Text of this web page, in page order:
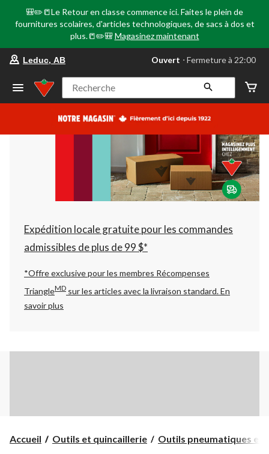
🎒✏️📒Le Retour en classe commence ici. Faites le plein de
fournitures scolaires, d'articles technologiques, de sacs à dos et
plus.📒✏️🎒 Magasinez maintenant
votre
préféré
Leduc,
AB,
courament
Fermeture
à
22:00
cliquer
pour
changer
Leduc, AB Ouvert ⋅ Fermeture à 22:00
Recherche
Expédition locale gratuite pour les commandes
admissibles de plus de 99 $*
*Offre exclusive pour les membres Récompenses
TriangleMD sur les articles avec la livraison standard.En
savoir plus
Accueil Outils et quincaillerie Outils pneumatiques et